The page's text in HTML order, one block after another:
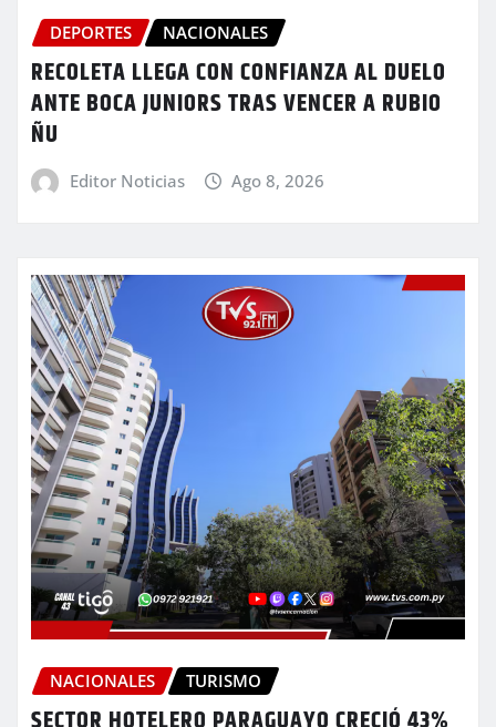
DEPORTES NACIONALES
RECOLETA LLEGA CON CONFIANZA AL DUELO
ANTE BOCA JUNIORS TRAS VENCER A RUBIO
ÑU
Editor Noticias Ago 8, 2026
NACIONALES TURISMO